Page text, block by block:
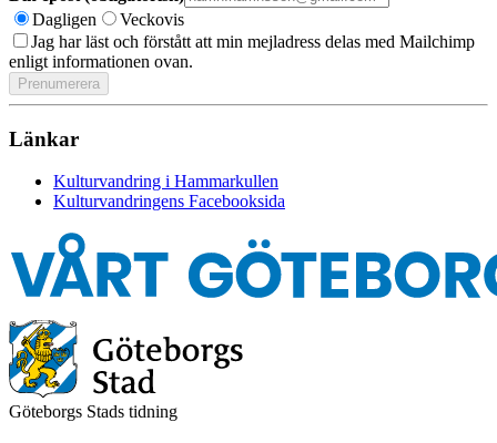
Dagligen
Veckovis
Jag har läst och förstått att min mejladress delas med Mailchimp
enligt informationen ovan.
Länkar
Kulturvandring i Hammarkullen
Kulturvandringens Facebooksida
Göteborgs Stads tidning